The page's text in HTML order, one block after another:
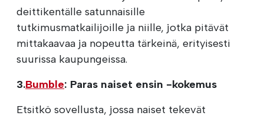
deittikentälle satunnaisille
tutkimusmatkailijoille ja niille, jotka pitävät
mittakaavaa ja nopeutta tärkeinä, erityisesti
suurissa kaupungeissa.
3.Bumble: Paras naiset ensin -kokemus
Etsitkö sovellusta, jossa naiset tekevät